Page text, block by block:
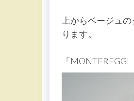
上からベージュ
ります。
「